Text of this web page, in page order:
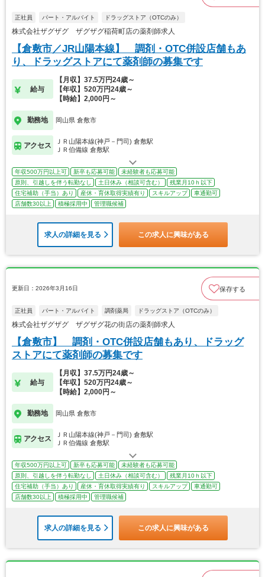
正社員 パート・アルバイト ドラッグストア（OTCのみ）
株式会社ザグザグ ザグザグ稲荷町店の薬剤師求人
【倉敷市／JR山陽本線】 調剤・OTC併設店舗もあ
り、ドラッグストアにて薬剤師の募集です
給与
【月収】37.5万円24歳～
【年収】520万円24歳～
【時給】2,000円～
勤務地 岡山県 倉敷市
アクセス
ＪＲ山陽本線(神戸－門司) 倉敷駅
ＪＲ伯備線 倉敷駅
年収500万円以上可 新卒も応募可能
未経験者も応募可能
原則、引越しを伴う転勤なし
土日休み（相談可含む）
残業月10ｈ以下
住宅補助（手当）あり
産休・育休取得実績有り スキルアップ
車通勤可
店舗数30以上
積極採用中 管理職候補
求人の詳細を見る この求人に興味がある
更新日：2026年3月16日 保存する
正社員 パート・アルバイト 調剤薬局 ドラッグストア（OTCのみ）
株式会社ザグザグ ザグザグ花の街店の薬剤師求人
【倉敷市】 調剤・OTC併設店舗もあり、ドラッグ
ストアにて薬剤師の募集です
給与
【月収】37.5万円24歳～
【年収】520万円24歳～
【時給】2,000円～
勤務地 岡山県 倉敷市
アクセス
ＪＲ山陽本線(神戸－門司) 倉敷駅
ＪＲ伯備線 倉敷駅
年収500万円以上可 新卒も応募可能
未経験者も応募可能
原則、引越しを伴う転勤なし
土日休み（相談可含む）
残業月10ｈ以下
住宅補助（手当）あり
産休・育休取得実績有り スキルアップ
車通勤可
店舗数30以上
積極採用中 管理職候補
求人の詳細を見る この求人に興味がある